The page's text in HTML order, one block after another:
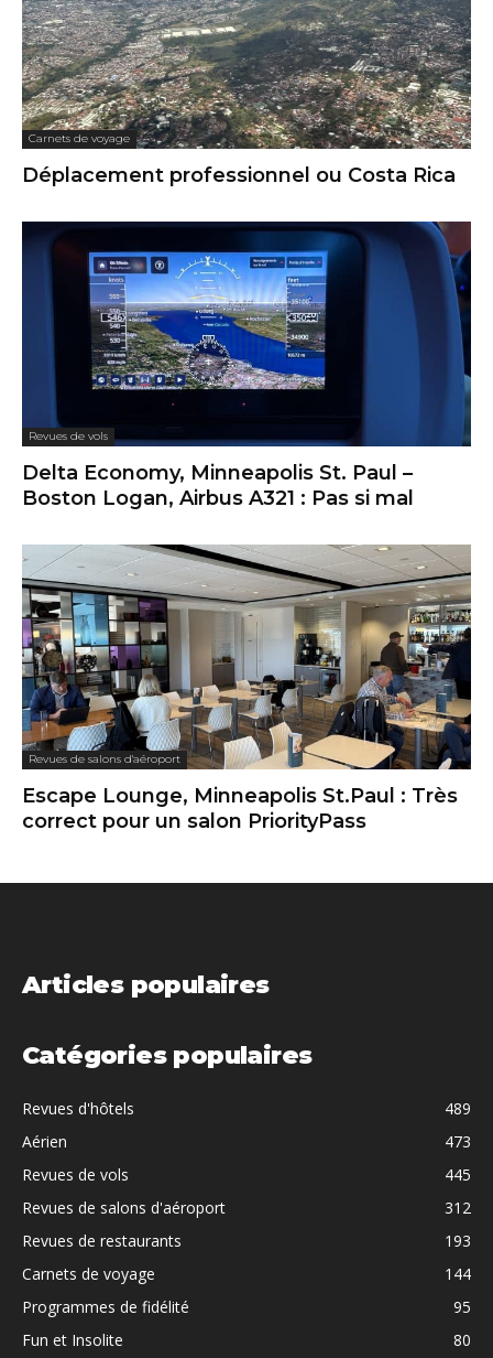
Carnets de voyage
Déplacement professionnel ou Costa Rica
Revues de vols
Delta Economy, Minneapolis St. Paul –
Boston Logan, Airbus A321 : Pas si mal
Revues de salons d'aéroport
Escape Lounge, Minneapolis St.Paul : Très
correct pour un salon PriorityPass
Articles populaires
Catégories populaires
Revues d'hôtels
489
Aérien
473
Revues de vols
445
Revues de salons d'aéroport
312
Revues de restaurants
193
Carnets de voyage
144
Programmes de fidélité
95
Fun et Insolite
80